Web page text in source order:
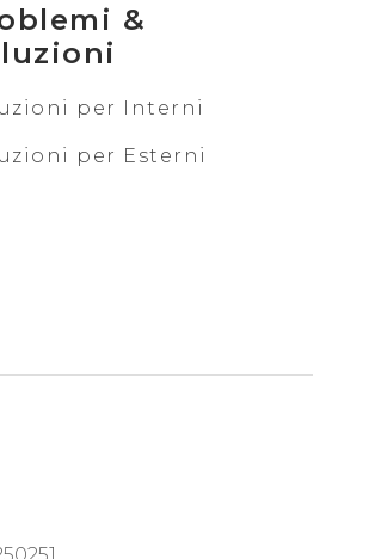
&
per Interni
per Esterni